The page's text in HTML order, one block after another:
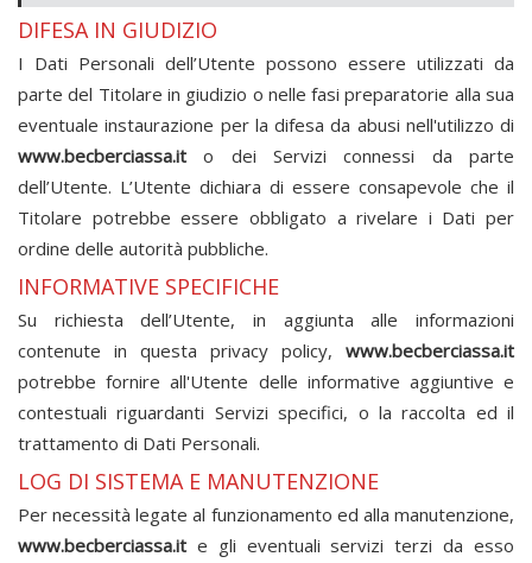
DIFESA IN GIUDIZIO
I Dati Personali dell’Utente possono essere utilizzati da
parte del Titolare in giudizio o nelle fasi preparatorie alla sua
eventuale instaurazione per la difesa da abusi nell'utilizzo di
www.becberciassa.ito dei Servizi connessi da parte
dell’Utente. L’Utente dichiara di essere consapevole che il
Titolare potrebbe essere obbligato a rivelare i Dati per
ordine delle autorità pubbliche.
INFORMATIVE SPECIFICHE
Su richiesta dell’Utente, in aggiunta alle informazioni
contenute in questa privacy policy, www.becberciassa.it
potrebbe fornire all'Utente delle informative aggiuntive e
contestuali riguardanti Servizi specifici, o la raccolta ed il
trattamento di Dati Personali.
LOG DI SISTEMA E MANUTENZIONE
Per necessità legate al funzionamento ed alla manutenzione,
www.becberciassa.it e gli eventuali servizi terzi da esso